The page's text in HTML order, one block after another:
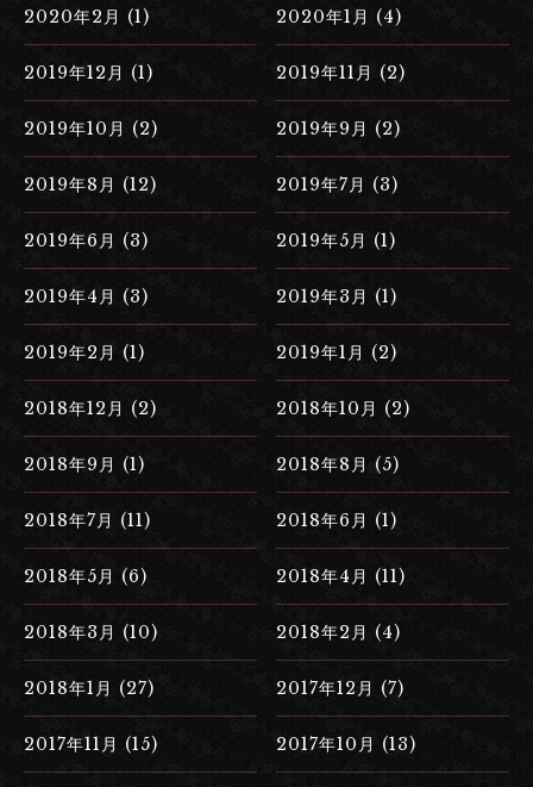
2020年2月 (1) 2020年1月 (4)
2019年12月 (1) 2019年11月 (2)
2019年10月 (2) 2019年9月 (2)
2019年8月 (12) 2019年7月 (3)
2019年6月 (3) 2019年5月 (1)
2019年4月 (3) 2019年3月 (1)
2019年2月 (1) 2019年1月 (2)
2018年12月 (2) 2018年10月 (2)
2018年9月 (1) 2018年8月 (5)
2018年7月 (11) 2018年6月 (1)
2018年5月 (6) 2018年4月 (11)
2018年3月 (10) 2018年2月 (4)
2018年1月 (27) 2017年12月 (7)
2017年11月 (15) 2017年10月 (13)